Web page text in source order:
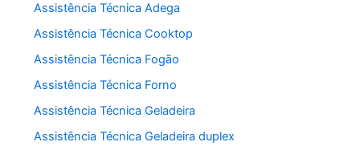
Assistência Técnica Adega
Assistência Técnica Cooktop
Assistência Técnica Fogão
Assistência Técnica Forno
Assistência Técnica Geladeira
Assistência Técnica Geladeira duplex